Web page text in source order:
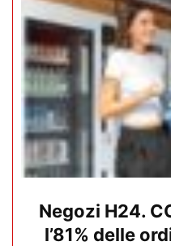
Negozi H24.
l’81% delle